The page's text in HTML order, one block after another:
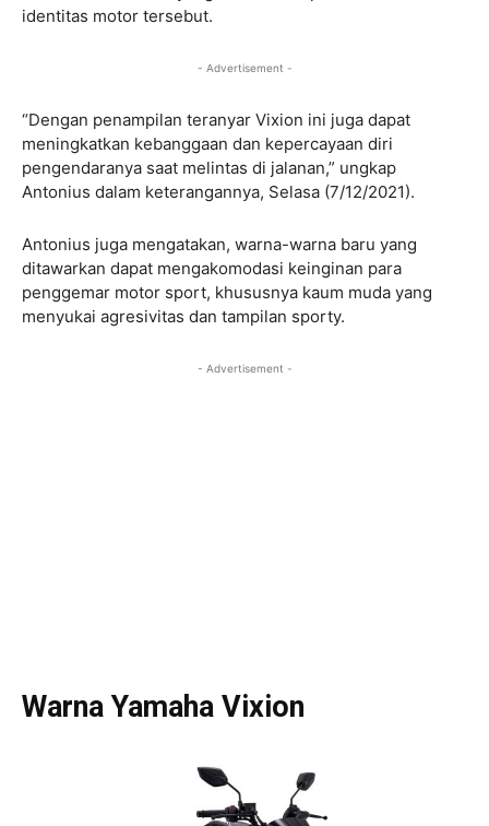
identitas motor tersebut.
- Advertisement -
“Dengan penampilan teranyar Vixion ini juga dapat
meningkatkan kebanggaan dan kepercayaan diri
pengendaranya saat melintas di jalanan,” ungkap
Antonius dalam keterangannya, Selasa (7/12/2021).
Antonius juga mengatakan, warna-warna baru yang
ditawarkan dapat mengakomodasi keinginan para
penggemar motor sport, khususnya kaum muda yang
menyukai agresivitas dan tampilan sporty.
- Advertisement -
Warna Yamaha Vixion